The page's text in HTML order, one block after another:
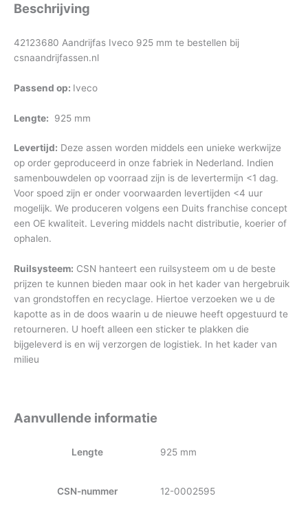
Beschrijving
42123680 Aandrijfas Iveco 925 mm te bestellen bij
csnaandrijfassen.nl
Passend op: Iveco
Lengte: 925 mm
Levertijd: Deze assen worden middels een unieke werkwijze
op order geproduceerd in onze fabriek in Nederland. Indien
samenbouwdelen op voorraad zijn is de levertermijn <1 dag.
Voor spoed zijn er onder voorwaarden levertijden <4 uur
mogelijk. We produceren volgens een Duits franchise concept
een OE kwaliteit. Levering middels nacht distributie, koerier of
ophalen.
Ruilsysteem: CSN hanteert een ruilsysteem om u de beste
prijzen te kunnen bieden maar ook in het kader van hergebruik
van grondstoffen en recyclage. Hiertoe verzoeken we u de
kapotte as in de doos waarin u de nieuwe heeft opgestuurd te
retourneren. U hoeft alleen een sticker te plakken die
bijgeleverd is en wij verzorgen de logistiek. In het kader van
milieu
Aanvullende informatie
Lengte 925 mm
CSN-nummer 12-0002595